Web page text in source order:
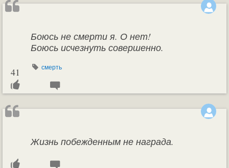
Боюсь не смерти я. О нет!
Боюсь исчезнуть совершенно.
смерть
41
Жизнь побежденным не награда.